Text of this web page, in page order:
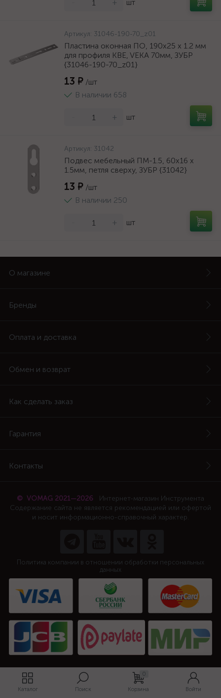
Каталог Поиск
0
Корзина Войти
+ шт
Артикул: 31046-190-70_z01
Пластина оконная ПО, 190х25 х 1.2 мм
для профиля KBE, VEKA 70мм, ЗУБР
{31046-190-70_z01}
13 ₽ /шт
В наличии 658
+ шт
Артикул: 31042
Подвес мебельный ПМ-1.5, 60х16 х
1.5мм, петля сверху, ЗУБР {31042}
13 ₽ /шт
В наличии 250
+ шт
О магазине
Бренды
Оплата и доставка
Обмен и возврат
Как сделать заказ
Гарантия
Контакты
© VOMAG 2021—2026
Интернет-магазин Инструмента
Содержание сайта не является рекомендацией или офертой
и носит информационно-справочный характер.
Политика компании в отношении обработки персональных
данных